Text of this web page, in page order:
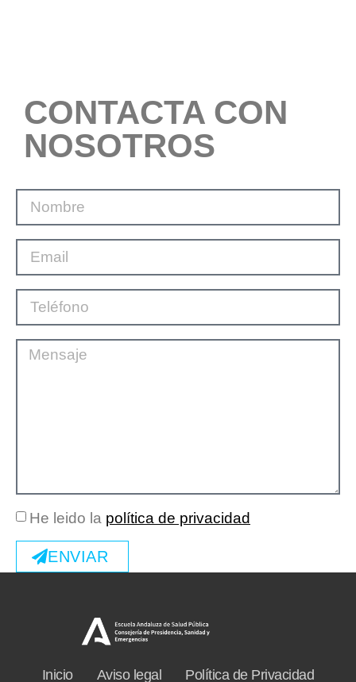
CONTACTA CON
NOSOTROS
He leido la política de privacidad
ENVIAR
Inicio Aviso legal Política de Privacidad